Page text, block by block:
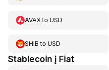
AVAXto USD
SHIB to USD
Stablecoin į Fiat